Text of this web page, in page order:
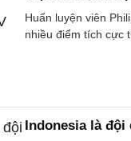
Huấn luyện viên
nhiều điểm tích cực
Indonesia là đội